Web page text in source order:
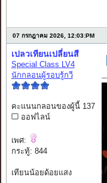
07 กรกฎาคม 2026, 12:03:PM
เปลวเทียนเปลี่ยนสี
Special Class LV4
นักกลอนผู้รอบรู้กวี
คะแนนกลอนของผู้นี้ 137
ออฟไลน์
เพศ:
กระทู้: 844
เทียนน้อยด้อยแสง